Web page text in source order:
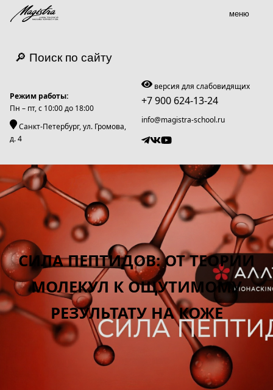
🔎 Поиск по сайту
Режим работы:
Пн – пт, c 10:00 до 18:00
Санкт-Петербург, ул. Громова,
д. 4
версия для слабовидящих
+7 900 624-13-24
info@magistra-school.ru
меню
СИЛА ПЕПТИДОВ: ОТ ТЕОРИИ
МОЛЕКУЛ К ОЩУТИМОМУ
РЕЗУЛЬТАТУ НА КОЖЕ